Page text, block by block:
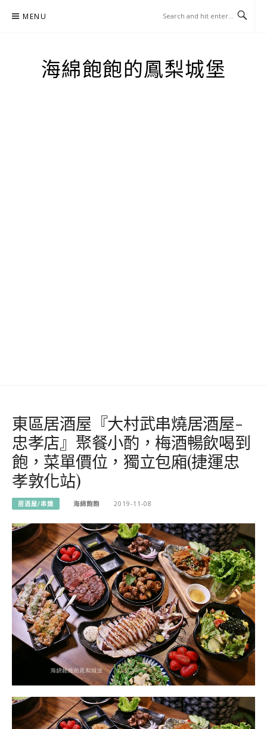
MENU
海綿飽飽的鳳梨城堡
東區居酒屋『大村武串燒居酒屋-
忠孝店』聚餐小酌，梅酒暢飲喝到
飽，菜單價位，獨立包廂(捷運忠
孝敦化站)
居酒屋/串燒 海綿飽飽 2019-11-08